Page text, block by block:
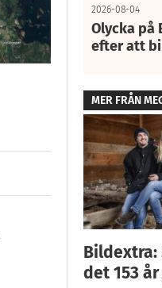
2026-08-04
Olycka på
efter att
MER FRÅN
Bildextra:
det 153